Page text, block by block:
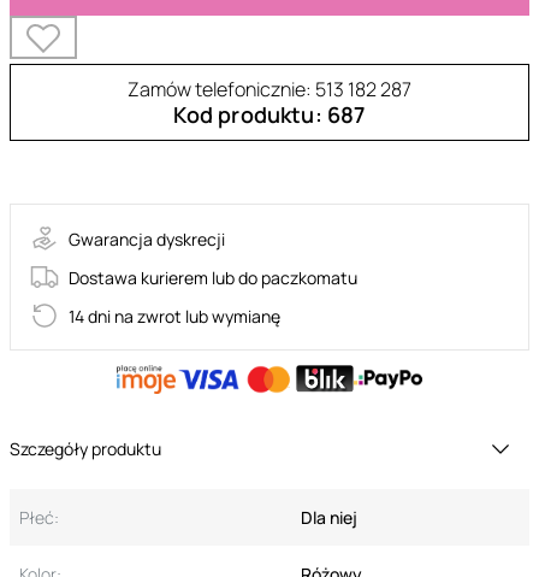
Zamów telefonicznie: 513 182 287
Kod produktu: 687
Gwarancja dyskrecji
Dostawa kurierem lub do paczkomatu
14 dni na zwrot lub wymianę
Szczegóły produktu
Płeć: Dla niej